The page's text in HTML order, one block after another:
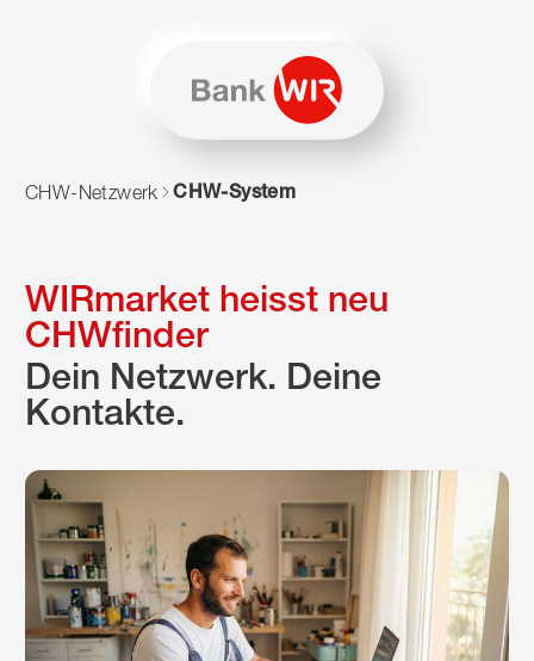
Zum Navigieren dieser Seite wird JavaScript benötigt.
CHW-Netzwerk CHW-System
WIRmarket heisst neu
CHWfinder
Dein Netzwerk. Deine
Kontakte.